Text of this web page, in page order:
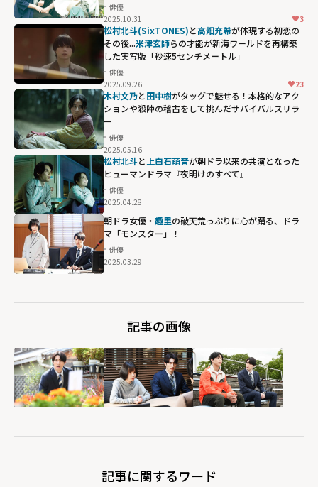
俳優
2025.10.31
3
松村北斗(SixTONES)と高畑充希が体現する初恋の
その後...米津玄師らの才能が新海ワールドを再構築
した実写版「秒速5センチメートル」
俳優
2025.09.26
23
木村文乃と田中樹がタッグで魅せる！本格的なアク
ションや殺陣の稽古をして挑んだサバイバルスリラ
ー
俳優
2025.05.16
松村北斗と 上白石萌音が朝ドラ以来の共演となった
ヒューマンドラマ『夜明けのすべて』
俳優
2025.04.28
朝ドラ女優・ 趣里の破天荒っぷりに心が踊る、ドラ
マ「モンスター」！
俳優
2025.03.29
記事の画像
記事に関するワード